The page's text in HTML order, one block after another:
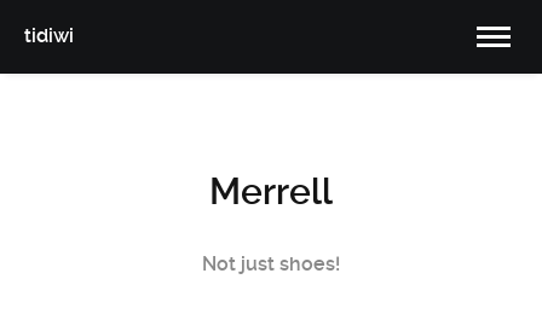
tidiwi
Merrell
Not just shoes!